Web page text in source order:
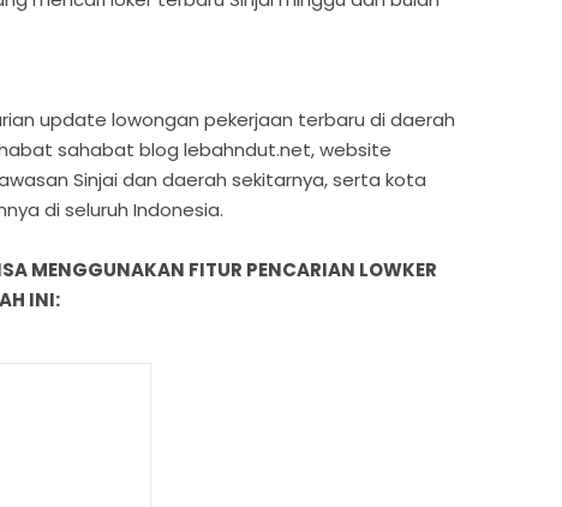
update lowongan pekerjaan terbaru di daerah
sahabat blog lebahndut.net, website
Sinjai dan daerah sekitarnya, serta kota
di seluruh Indonesia.
MENGGUNAKAN FITUR PENCARIAN LOWKER
INI: